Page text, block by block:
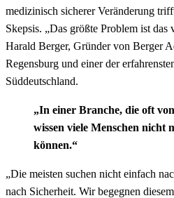
medizinisch sicherer Veränderung
Skepsis. „Das größte Problem ist das
Harald Berger, Gründer von Berger
Regensburg und einer der
Süddeutschland.
„In einer Branche, die oft
wissen viele Menschen nicht
können.“
„Die meisten suchen nicht einfach
nach Sicherheit. Wir begegnen